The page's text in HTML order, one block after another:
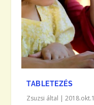
TABLETEZÉS
Zsuzsi által |